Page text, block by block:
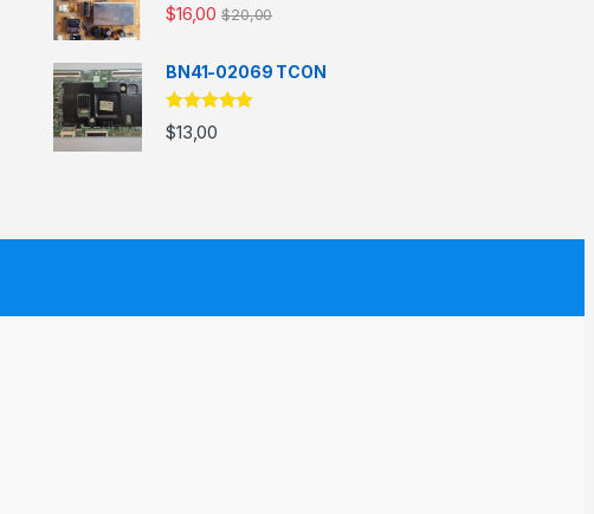
$16,00 $20,00
BN41-02069 TCON
5 üzerinden
5.00oy aldı
$13,00